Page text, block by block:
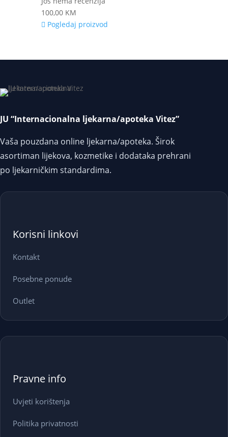
100,00 KM
Pogledaj proizvod
JU “Internacionalna ljekarna/apoteka Vitez”
Vaša pouzdana online ljekarna/apoteka. Širok
asortiman lijekova, kozmetike i dodataka prehrani
po ljekarničkim standardima.
Korisni linkovi
Kontakt
Posebne ponude
Outlet
Pravne info
Uvjeti korištenja
Politika privatnosti